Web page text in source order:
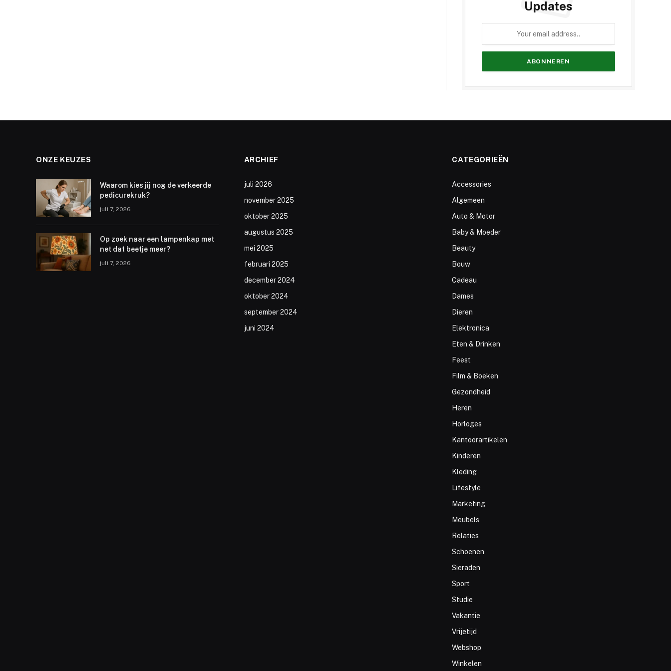
Updates
ONZE KEUZES
Waarom kies jij nog de verkeerde
pedicurekruk?
juli 7, 2026
Op zoek naar een lampenkap met
net dat beetje meer?
juli 7, 2026
ARCHIEF
juli 2026
november 2025
oktober 2025
augustus 2025
mei 2025
februari 2025
december 2024
oktober 2024
september 2024
juni 2024
CATEGORIEËN
Accessories
Algemeen
Auto & Motor
Baby & Moeder
Beauty
Bouw
Cadeau
Dames
Dieren
Elektronica
Eten & Drinken
Feest
Film & Boeken
Gezondheid
Heren
Horloges
Kantoorartikelen
Kinderen
Kleding
Lifestyle
Marketing
Meubels
Relaties
Schoenen
Sieraden
Sport
Studie
Vakantie
Vrijetijd
Webshop
Winkelen